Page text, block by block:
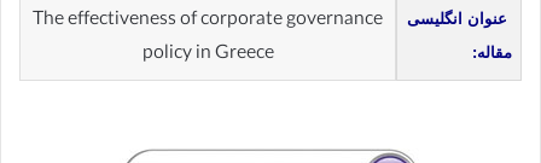
عنوان انگلیسی
مقاله:
The effectiveness of corporate governance
policy in Greece